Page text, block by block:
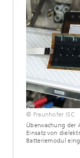
© Fraunhofer ISC
Überwachung der
Einsatz von
Batteriemodul